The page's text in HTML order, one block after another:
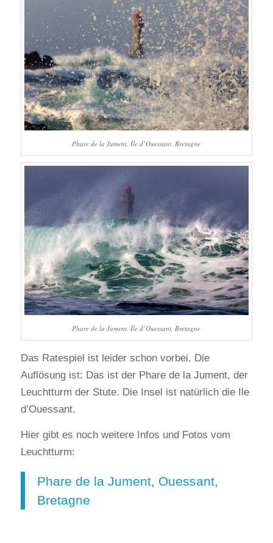
Phare de la Jument, Île d’Ouessant, Bretagne
Phare de la Jument, Île d’Ouessant, Bretagne
Das Ratespiel ist leider schon vorbei. Die
Auflösung ist: Das ist der Phare de la Jument, der
Leuchtturm der Stute. Die Insel ist natürlich die Ile
d’Ouessant.
Hier gibt es noch weitere Infos und Fotos vom
Leuchtturm:
Phare de la Jument, Ouessant,
Bretagne